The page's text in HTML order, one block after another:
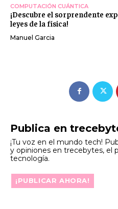
Publica en
¡Tu voz en el mundo tech!
y opiniones en trecebytes, el
tecnología.
¡PUBLICAR AHORA!
COMPUTACIÓN CUÁNTICA
¡Descubre el sorprendente
leyes de la física!
Manuel Garcia